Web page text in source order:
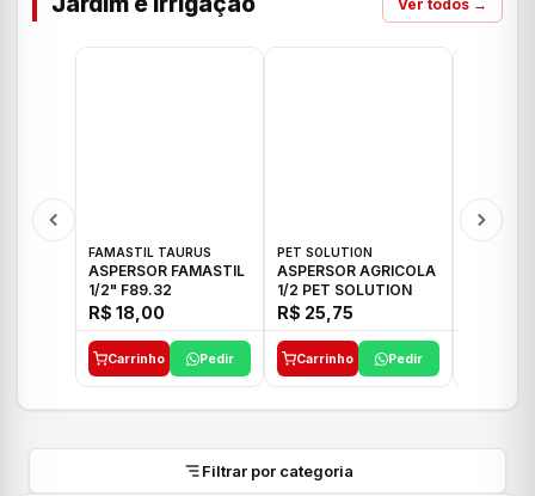
Ver todos →
FAMASTIL TAURUS
ASPERSOR FAMASTIL
1/2" F89.32
R$ 18,00
Carrinho Pedir
PET SOLUTION
ASPERSOR AGRICOLA
1/2 PET SOLUTION
R$ 25,75
Carrinho Pedir
Filtrar por categoria